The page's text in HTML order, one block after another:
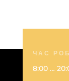
ЧАС
8:00 …